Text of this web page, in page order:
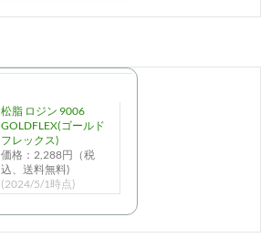
松脂 ロジン 9006
GOLDFLEX(ゴールド
フレックス)
価格：2,288円（税
込、送料無料)
(2024/5/1時点)